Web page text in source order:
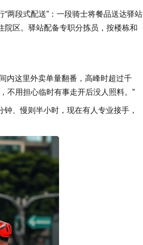
两段式配送”：一段骑士将餐品送达驿站
院区。驿站配备专职分拣员，按楼栋和
内这里外卖单量翻番，高峰时超过千
不用担心临时有事走开后没人照料。”
、慢则半小时，现在有人专业接手，